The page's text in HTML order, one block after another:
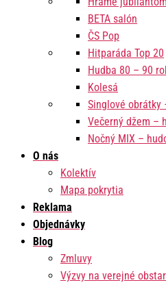
BETA salón
ČS Pop
Hitparáda Top 20
Hudba 80 – 90
Kolesá
Singlové obrátky
Večerný džem –
Nočný MIX –
O nás
Kolektív
Mapa pokrytia
Reklama
Objednávky
Blog
Zmluvy
Výzvy na verejné